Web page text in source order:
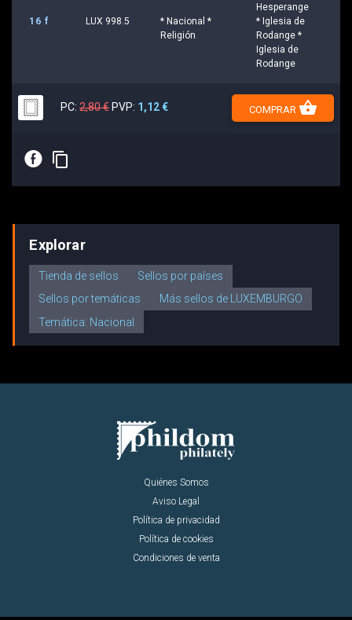
Hesperange
16 f
LUX 998.5
* Nacional *
Religión
* Iglesia de
Rodange *
Iglesia de
Rodange
PC: 2,80 € PVP: 1,12 € COMPRAR shopping_basket
E content_copy
Explorar
Tienda de sellos
Sellos por países
Sellos por temáticas
Más sellos de LUXEMBURGO
Temática: Nacional
Quiénes Somos
Aviso Legal
Política de privacidad
Política de cookies
Condiciones de venta